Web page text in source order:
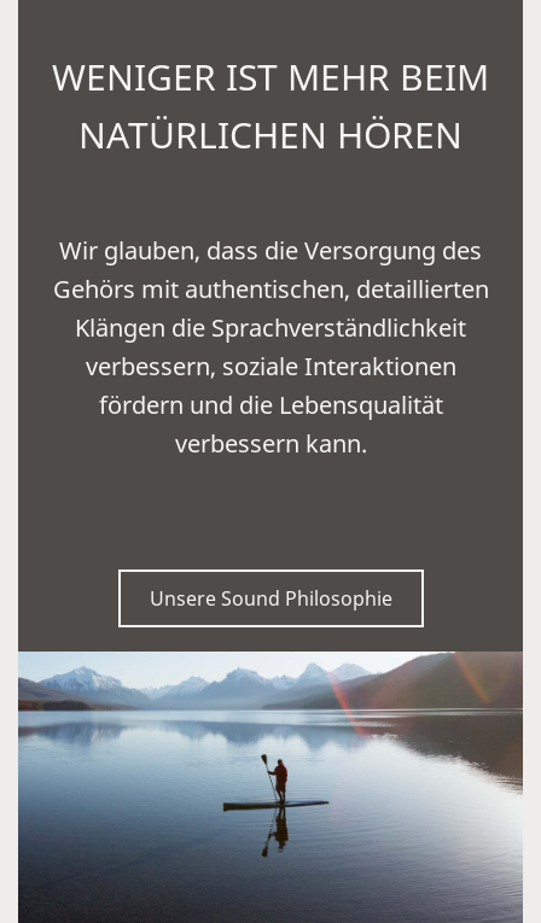
WENIGER IST MEHR BEIM
NATÜRLICHEN HÖREN
Wir glauben, dass die Versorgung des
Gehörs mit authentischen, detaillierten
Klängen die Sprachverständlichkeit
verbessern, soziale Interaktionen
fördern und die Lebensqualität
verbessern kann.
Unsere Sound Philosophie